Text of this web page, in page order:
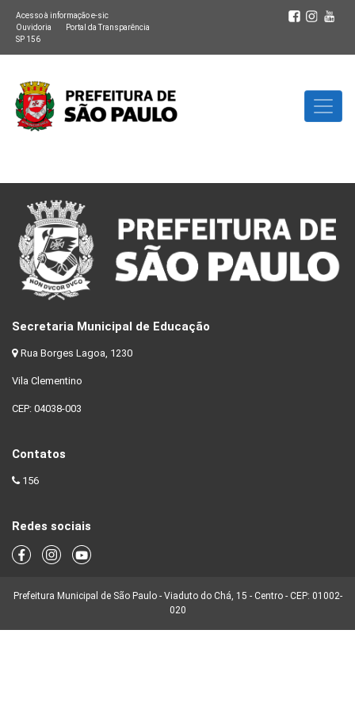
Acesso à informação e-sic
Ouvidoria
Portal da Transparência
SP 156
Secretaria Municipal de Educação
Rua Borges Lagoa, 1230
Vila Clementino
CEP: 04038-003
Contatos
156
Redes sociais
Prefeitura Municipal de São Paulo - Viaduto do Chá, 15 - Centro - CEP: 01002-
020